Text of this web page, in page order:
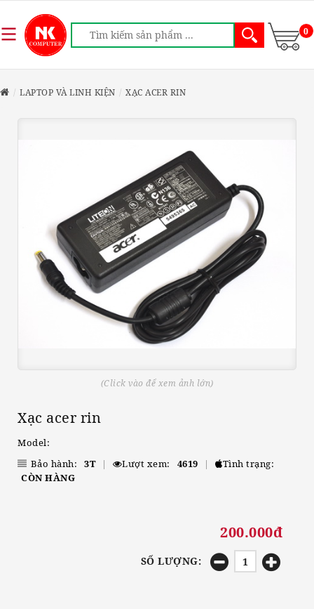
0
LAPTOP VÀ LINH KIỆN XẠC ACER RIN
(Click vào để xem ảnh lớn)
Xạc acer rin
Model:
Bảo hành:
3T | Lượt xem: 4619 |
Tình trạng:
CÒN HÀNG
200.000đ
SỐ LƯỢNG: